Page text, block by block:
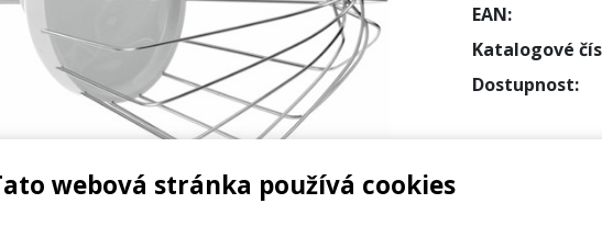
webová stránka používá cookies
EAN:
Katalogové
Dostupnost: